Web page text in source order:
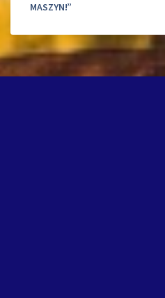
MASZYN!”